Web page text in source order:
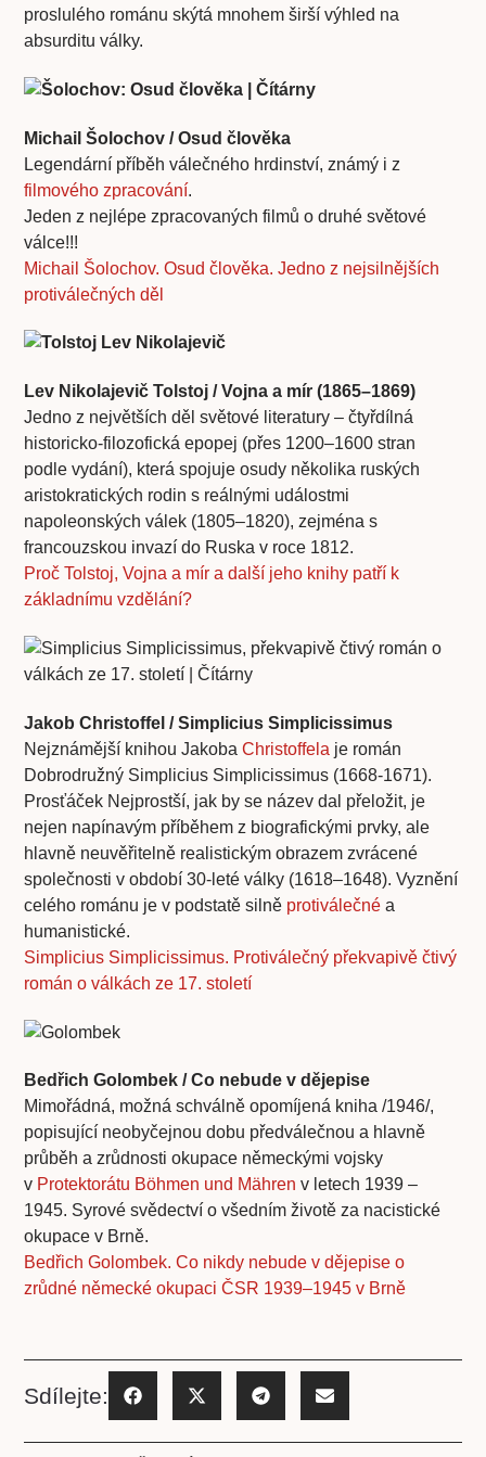
proslulého románu skýtá mnohem širší výhled na
absurditu války.
Michail Šolochov / Osud člověka
Legendární příběh válečného hrdinství, známý i z
filmového zpracování.
Jeden z nejlépe zpracovaných filmů o druhé světové
válce!!!
Michail Šolochov. Osud člověka. Jedno z nejsilnějších
protiválečných děl
Lev Nikolajevič Tolstoj / Vojna a mír (1865–1869)
Jedno z největších děl světové literatury – čtyřdílná
historicko-filozofická epopej (přes 1200–1600 stran
podle vydání), která spojuje osudy několika ruských
aristokratických rodin s reálnými událostmi
napoleonských válek (1805–1820), zejména s
francouzskou invazí do Ruska v roce 1812.
Proč Tolstoj, Vojna a mír a další jeho knihy patří k
základnímu vzdělání?
Jakob Christoffel / Simplicius Simplicissimus
Nejznámější knihou JakobaChristoffela je román
Dobrodružný Simplicius Simplicissimus (1668-1671).
Prosťáček Nejprostší, jak by se název dal přeložit, je
nejen napínavým příběhem z biografickými prvky, ale
hlavně neuvěřitelně realistickým obrazem zvrácené
společnosti v období 30-leté války (1618–1648). Vyznění
celého románu je v podstatě silně protiválečné a
humanistické.
Simplicius Simplicissimus. Protiválečný překvapivě čtivý
román o válkách ze 17. století
Bedřich Golombek / Co nebude v dějepise
Mimořádná, možná schválně opomíjená kniha /1946/,
popisující neobyčejnou dobu předválečnou a hlavně
průběh a zrůdnosti okupace německými vojsky
v Protektorátu Böhmen und Mähren v letech 1939 –
1945. Syrové svědectví o všedním životě za nacistické
okupace v Brně.
Bedřich Golombek. Co nikdy nebude v dějepise o
zrůdné německé okupaci ČSR 1939–1945 v Brně
Sdílejte: